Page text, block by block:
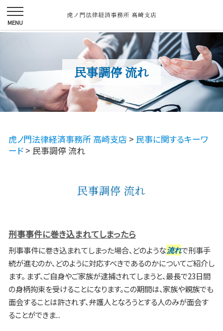
民事調停 流れ
虎ノ門法律経済事務所 高崎支店 > 民事に関するキーワ
ード > 民事調停 流れ
民事調停 流れ
刑事事件に巻き込まれてしまったら
刑事事件に巻き込まれてしまった場合、どのような流れで刑事手
続が進むのか、どのように対応すべきであるのかについてご紹介し
ます。 まず、ご自身やご家族が逮捕されてしまうと、最長で23日間
の身柄拘束を受けることになります。この期間は、家族や親族でも
面会することは許されず、弁護人となろうとする人のみが面会す
ることができま...